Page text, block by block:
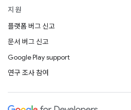
지원
플랫폼 버그 신고
문서 버그 신고
Google Play support
연구 조사 참여